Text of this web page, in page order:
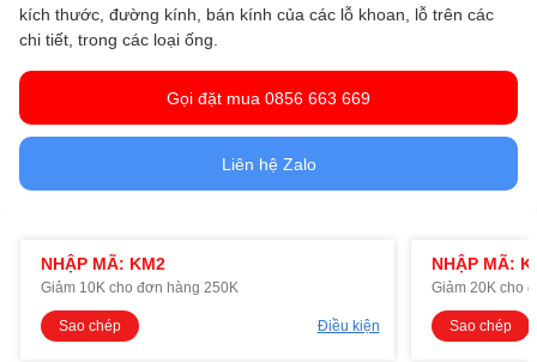
kích thước, đường kính, bán kính của các lỗ khoan, lỗ trên các
chi tiết, trong các loại ống.
Gọi đặt mua 0856 663 669
Liên hệ Zalo
NHẬP MÃ: KM2
Giảm 10K cho đơn hàng 250K
Sao chép Điều kiện
NHẬP MÃ:
Giảm 20K cho
Sao chép